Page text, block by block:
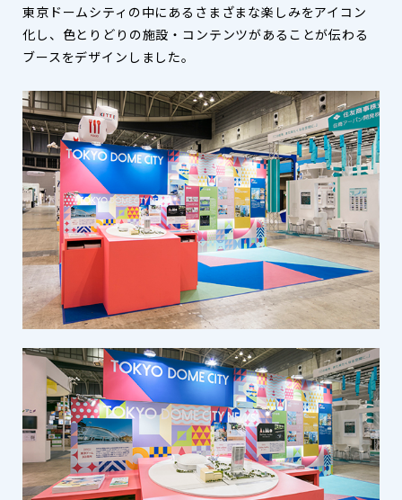
東京ドームシティの中にあるさまざまな楽しみをアイコン
化し、色とりどりの施設・コンテンツがあることが伝わる
ブースをデザインしました。